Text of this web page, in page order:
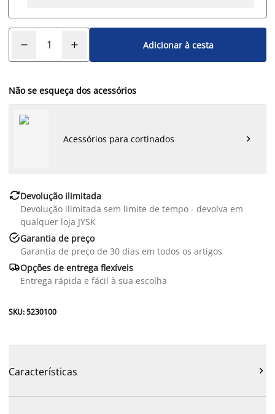
Adicionar à cesta
Não se esqueça dos acessórios
Acessórios para cortinados 
Devolução ilimitada
Devolução ilimitada sem limite de tempo - devolva em
qualquer loja JYSK
Garantia de preço
Garantia de preço de 30 dias em todos os artigos
Opções de entrega flexíveis
Entrega rápida e fácil à sua escolha
SKU: 5230100
Características 